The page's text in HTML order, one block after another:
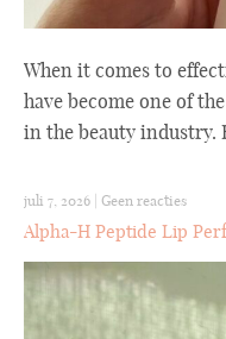
When it comes to
have become one of
in the beauty
juli 7, 2026 Geen reacties
Alpha-H Peptide Lip